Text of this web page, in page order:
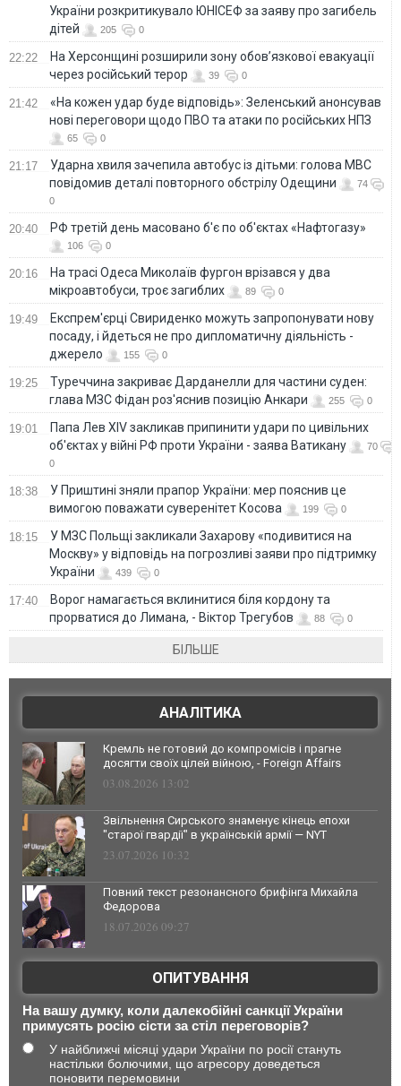
України розкритикувало ЮНІСЕФ за заяву про загибель
дітей
205 0
22:22
На Херсонщині розширили зону обов’язкової евакуації
через російський терор
39 0
21:42
«На кожен удар буде відповідь»: Зеленський анонсував
нові переговори щодо ПВО та атаки по російських НПЗ
65 0
21:17
Ударна хвиля зачепила автобус із дітьми: голова МВС
повідомив деталі повторного обстрілу Одещини
74
0
20:40 РФ третій день масовано б'є по об'єктах «Нафтогазу»
106 0
20:16
На трасі Одеса Миколаїв фургон врізався у два
мікроавтобуси, троє загиблих
89 0
19:49
Експрем'єрці Свириденко можуть запропонувати нову
посаду, і йдеться не про дипломатичну діяльність -
джерело
155 0
19:25
Туреччина закриває Дарданелли для частини суден:
глава МЗС Фідан роз'яснив позицію Анкари
255 0
19:01
Папа Лев XIV закликав припинити удари по цивільних
об'єктах у війні РФ проти України - заява Ватикану
70
0
18:38
У Приштині зняли прапор України: мер пояснив це
вимогою поважати суверенітет Косова
199 0
18:15
У МЗС Польщі закликали Захарову «подивитися на
Москву» у відповідь на погрозливі заяви про підтримку
України
439 0
17:40
Ворог намагається вклинитися біля кордону та
прорватися до Лимана, - Віктор Трегубов
88 0
БІЛЬШЕ
АНАЛІТИКА
Кремль не готовий до компромісів і прагне
досягти своїх цілей війною, - Foreign Affairs
03.08.2026 13:02
Звільнення Сирського знаменує кінець епохи
"старої гвардії" в українській армії — NYT
23.07.2026 10:32
Повний текст резонансного брифінга Михайла
Федорова
18.07.2026 09:27
ОПИТУВАННЯ
На вашу думку, коли далекобійні санкції України
примусять росію сісти за стіл переговорів?
У найближчі місяці удари України по росії стануть
настільки болючими, що агресору доведеться
поновити перемовини